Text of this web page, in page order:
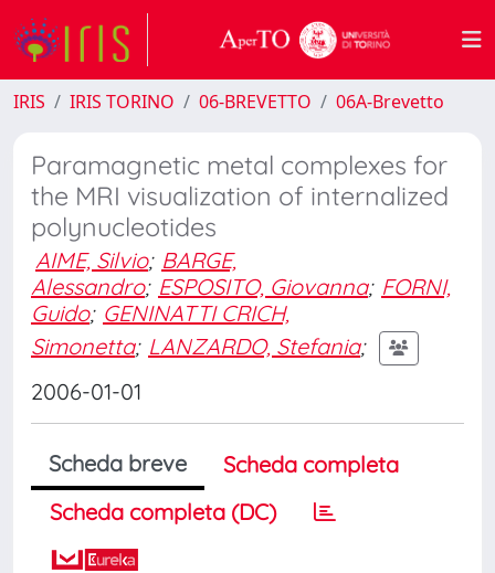
IRIS IRIS TORINO 06-BREVETTO 06A-Brevetto
Paramagnetic metal complexes for
the MRI visualization of internalized
polynucleotides
AIME, Silvio; BARGE,
Alessandro; ESPOSITO, Giovanna; FORNI,
Guido; GENINATTI CRICH,
Simonetta; LANZARDO, Stefania;
2006-01-01
Scheda breve
Scheda completa
Scheda completa (DC)